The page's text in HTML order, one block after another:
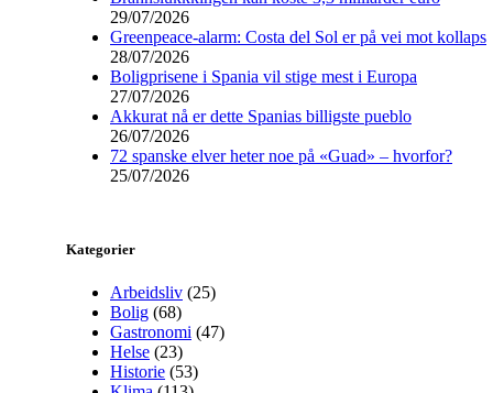
29/07/2026
Greenpeace-alarm: Costa del Sol er på vei mot kollaps
28/07/2026
Boligprisene i Spania vil stige mest i Europa
27/07/2026
Akkurat nå er dette Spanias billigste pueblo
26/07/2026
72 spanske elver heter noe på «Guad» – hvorfor?
25/07/2026
Kategorier
Arbeidsliv (25)
Bolig (68)
Gastronomi (47)
Helse (23)
Historie (53)